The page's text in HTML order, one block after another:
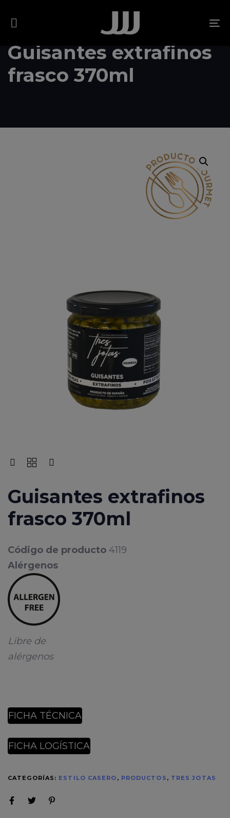
links
Guisantes extrafinos
frasco 370ml
Guisantes extrafinos
frasco 370ml
Código de producto 4119
Alérgenos
Libre de
alérgenos
FICHA TÉCNICA
FICHA LOGÍSTICA
CATEGORÍAS: ESTILO CASERO , PRODUCTOS , TRES JOTAS